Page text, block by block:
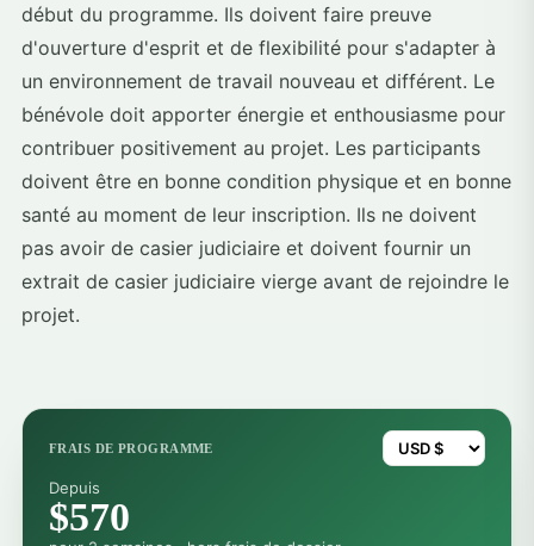
début du programme. Ils doivent faire preuve
d'ouverture d'esprit et de flexibilité pour s'adapter à
un environnement de travail nouveau et différent. Le
bénévole doit apporter énergie et enthousiasme pour
contribuer positivement au projet. Les participants
doivent être en bonne condition physique et en bonne
santé au moment de leur inscription. Ils ne doivent
pas avoir de casier judiciaire et doivent fournir un
extrait de casier judiciaire vierge avant de rejoindre le
projet.
FRAIS DE PROGRAMME
Depuis
$570